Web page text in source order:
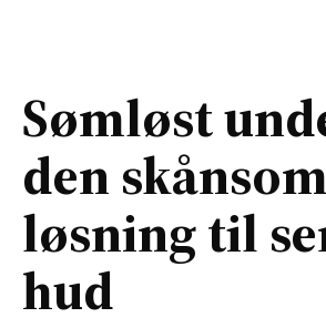
Sømløst
den
løsning til
hud